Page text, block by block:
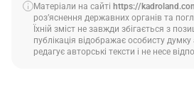
Матеріали на сайті https://
роз’яснення державних органів та
Їхній зміст не завжди збігається з
публікація відображає особисту
редагує авторські тексти і не несе